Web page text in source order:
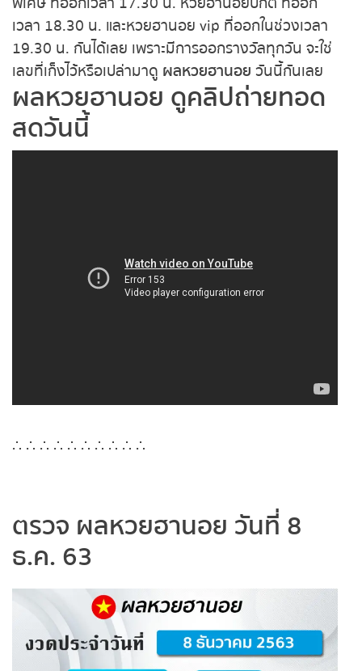
ถ่ายทอดสดหวยลาว
ถ่ายทอดสดหวยลาว ซุปเปอร์
ถ่ายทอดสดหวยฮานอย
ถ่ายทอดสดหวยญีปุ่น
ถ่ายทอดสดหวยไต้หวัน
หวยหุ้นนิเคอิ เช้า
หวยหุ้นนิเคอิ บ่าย
หวยหุ้นฮั่งเส็ง เช้า
หวยหุ้นฮั่งเส็ง บ่าย
เวลา 18.30 น. และหวยฮานอย vip ที่ออกในช่วงเวลา
19.30 น. กันได้เลย เพราะมีการออกรางวัลทุกวัน จะใช่
เลขที่เก็งไว้หรือเปล่ามาดู ผลหวยฮานอย วันนี้กันเลย
ผลหวยฮานอย ดูคลิปถ่ายทอด
สดวันนี้
∴ ∴ ∴ ∴ ∴ ∴ ∴ ∴ ∴ ∴
ตรวจ ผลหวยฮานอย วันที่ 8
ธ.ค. 63